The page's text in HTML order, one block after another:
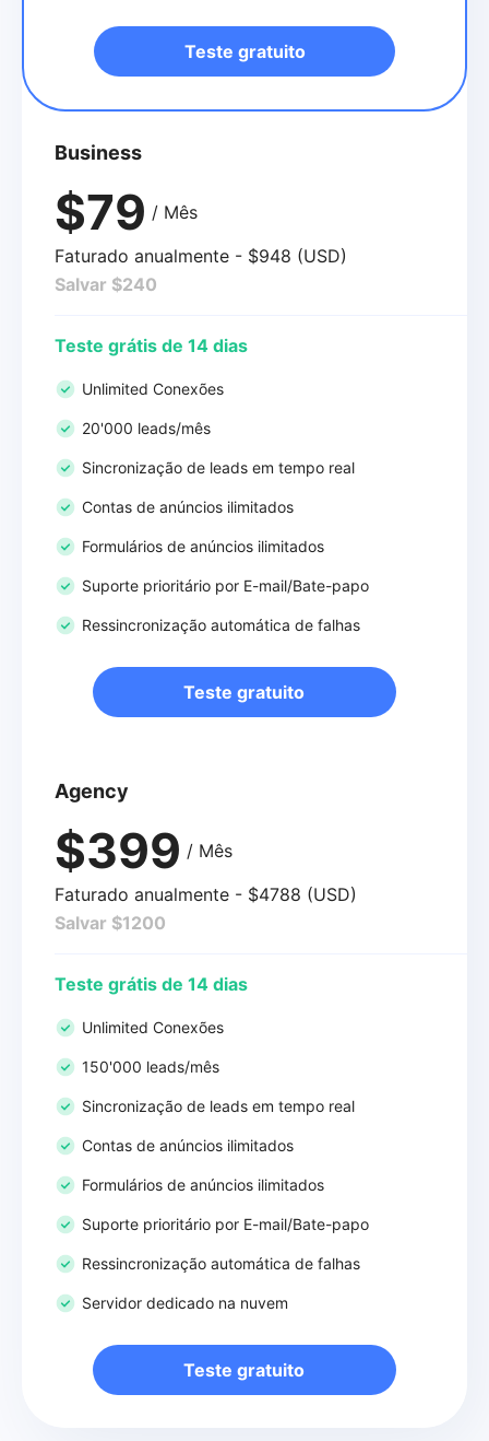
Teste gratuito
Business
$79 / Mês
Faturado anualmente - $948 (USD)
Salvar $240
Teste grátis de 14 dias
Unlimited Conexões
20'000 leads/mês
Sincronização de leads em tempo real
Contas de anúncios ilimitados
Formulários de anúncios ilimitados
Suporte prioritário por E-mail/Bate-papo
Ressincronização automática de falhas
Teste gratuito
Agency
$399 / Mês
Faturado anualmente - $4788 (USD)
Salvar $1200
Teste grátis de 14 dias
Unlimited Conexões
150'000 leads/mês
Sincronização de leads em tempo real
Contas de anúncios ilimitados
Formulários de anúncios ilimitados
Suporte prioritário por E-mail/Bate-papo
Ressincronização automática de falhas
Servidor dedicado na nuvem
Teste gratuito